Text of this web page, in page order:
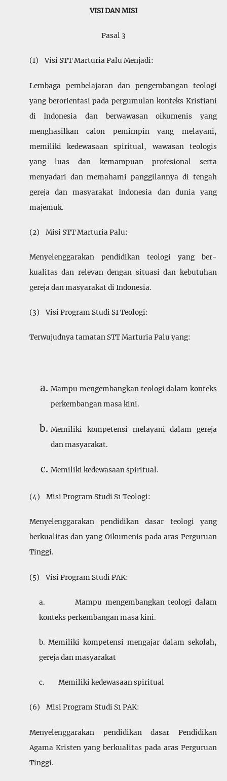
VISI DAN MISI
Pasal 3
(1) Visi STT Marturia Palu Menjadi:
Lembaga pembelajaran dan pengembangan teologi
yang berori­entasi pada pergumulan konteks Kristiani
di Indonesia dan berwawasan oikumenis yang
mengha­silkan calon pemimpin yang melayani,
memiliki ke­dewasaan spiritual, wawasan teologis
yang luas dan kemam­puan profesional serta
menyadari dan me­mahami panggilannya di tengah
gereja dan masya­rakat Indonesia dan dunia yang
maje­muk.
(2) Misi STT Marturia Palu:
Menyelenggarakan pendidikan teologi yang ber­
kualitas dan relevan dengan situasi dan kebutuhan
gereja dan masyarakat di Indonesia.
(3) Visi Program Studi S1 Teologi:
Terwujudnya tamatan STT Marturia Palu yang:
Mampu mengembangkan teologi dalam konteks
perkembangan masa kini.
Memiliki kompetensi melayani dalam gereja
dan masyarakat.
Memiliki kedewasaan spiritual.
(4) Misi Program Studi S1 Teologi:
Menyelenggarakan pendidikan dasar teologi yang
berkua­litas dan yang Oikumenis pada aras Perguruan
Tinggi.
(5) Visi Program Studi PAK:
a. Mampu mengembangkan teologi dalam
konteks perkembangan masa kini.
b. Memiliki kompetensi mengajar dalam sekolah,
gereja dan masyarakat
c. Memiliki kedewasaan spiritual
(6) Misi Program Studi S1 PAK:
Menyelenggarakan pendidikan dasar Pendidikan
Agama Kristen yang berkualitas pada aras Perguruan
Tinggi.